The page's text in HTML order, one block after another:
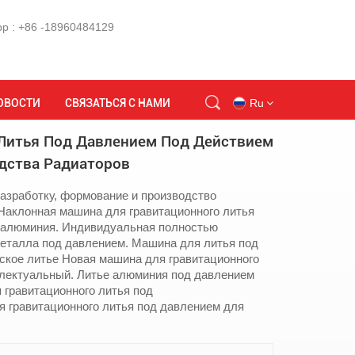
: +86 -18960484129
СВЯЗАТЬСЯ С НАМИ Ru
id
ru
tr
действием силы тяжести для производства радиаторов
Под Давлением Под Действием
Радиаторов
формование и производство
машина для гравитационного литья
Индивидуальная полностью
под давлением. Машина для литья под
литье Новая машина для гравитационного
Литье алюминия под давлением
литья под
литья под давлением для